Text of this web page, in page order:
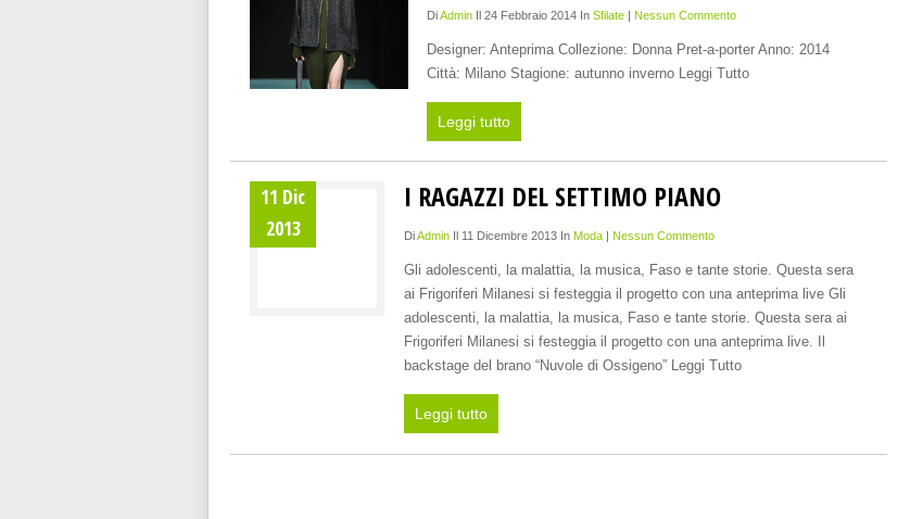
DiAdmin Il 24 Febbraio 2014 InSfilate |Nessun Commento
Designer: Anteprima Collezione: Donna Pret-a-porter Anno: 2014
Città: Milano Stagione: autunno inverno Leggi Tutto
Leggi tutto
11 Dic
2013
I RAGAZZI DEL SETTIMO PIANO
DiAdmin Il 11 Dicembre 2013 InModa |Nessun Commento
Gli adolescenti, la malattia, la musica, Faso e tante storie. Questa sera
ai Frigoriferi Milanesi si festeggia il progetto con una anteprima live Gli
adolescenti, la malattia, la musica, Faso e tante storie. Questa sera ai
Frigoriferi Milanesi si festeggia il progetto con una anteprima live. Il
backstage del brano “Nuvole di Ossigeno” Leggi Tutto
Leggi tutto